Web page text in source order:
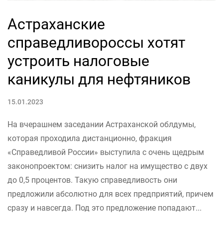
Астраханские
справедливороссы хотят
устроить налоговые
каникулы для нефтяников
15.01.2023
На вчерашнем заседании Астраханской облдумы,
которая проходила дистанционно, фракция
«Справедливой России» выступила с очень щедрым
законопроектом: снизить налог на имущество с двух
до 0,5 процентов. Такую справедливость они
предложили абсолютно для всех предприятий, причем
сразу и навсегда. Под это предложение попадают...